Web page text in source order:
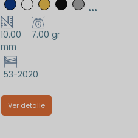
...
10.00
mm
7.00 gr
53-2020
Ver detalle